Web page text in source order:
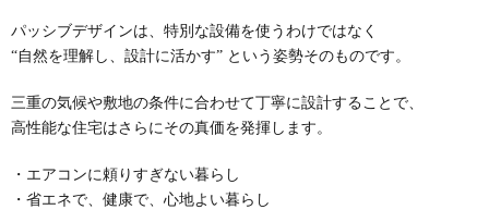
パッシブデザインは、特別な設備を使うわけではなく
“自然を理解し、設計に活かす” という姿勢そのものです。
三重の気候や敷地の条件に合わせて丁寧に設計することで、
高性能な住宅はさらにその真価を発揮します。
・エアコンに頼りすぎない暮らし
・省エネで、健康で、心地よい暮らし